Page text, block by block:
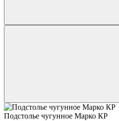
Подстолье чугунное Марко КР